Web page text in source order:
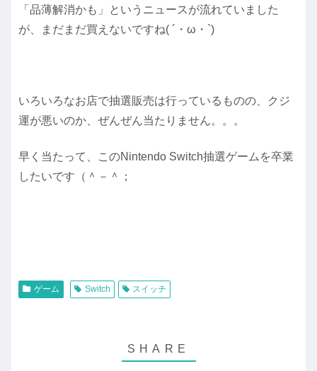
「品薄解消かも」というニュースが流れていました
が、まだまだ買えないですね( ´・ω・`)
いろいろなお店で抽選販売は行っているものの、クジ
運が悪いのか、ぜんぜん当たりません。。。
早く当たって、このNintendo Switch抽選ゲームを卒業
したいです（＾－＾；
ゲーム Switch スイッチ